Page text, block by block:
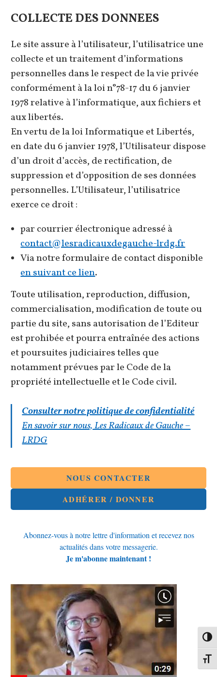
COLLECTE DES DONNEES
Le site assure à l’utilisateur, l’utilisatrice une
collecte et un traitement d’informations
personnelles dans le respect de la vie privée
conformément à la loi n°78-17 du 6 janvier
1978 relative à l’informatique, aux fichiers et
aux libertés.
En vertu de la loi Informatique et Libertés,
en date du 6 janvier 1978, l’Utilisateur dispose
d’un droit d’accès, de rectification, de
suppression et d’opposition de ses données
personnelles. L’Utilisateur, l’utilisatrice
exerce ce droit :
par courrier électronique adressé à
contact@lesradicauxdegauche-lrdg.fr
Via notre formulaire de contact disponible
en suivant ce lien.
Toute utilisation, reproduction, diffusion,
commercialisation, modification de toute ou
partie du site, sans autorisation de l’Editeur
est prohibée et pourra entraînée des actions
et poursuites judiciaires telles que
notamment prévues par le Code de la
propriété intellectuelle et le Code civil.
Consulter notre politique de confidentialité
En savoir sur nous, Les Radicaux de Gauche –
LRDG
NOUS CONTACTER
ADHÉRER / DONNER
Abonnez-vous à notre lettre d'information et recevez nos
actualités dans votre messagerie.
Je m'abonne maintenant !